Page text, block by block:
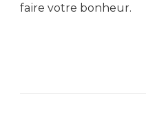
faire votre bonheur.